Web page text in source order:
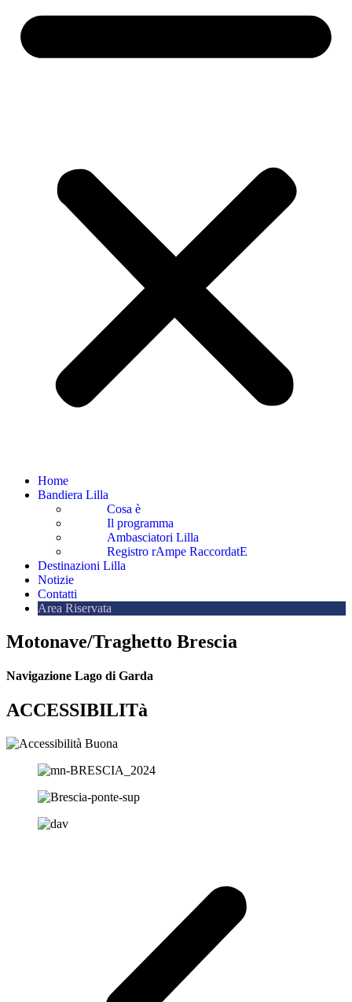
Home
Bandiera Lilla
Cosa è
Il programma
Ambasciatori Lilla
Registro rAmpe RaccordatE
Destinazioni Lilla
Notizie
Contatti
Area Riservata
Motonave/Traghetto Brescia
Navigazione Lago di Garda
ACCESSIBILITà